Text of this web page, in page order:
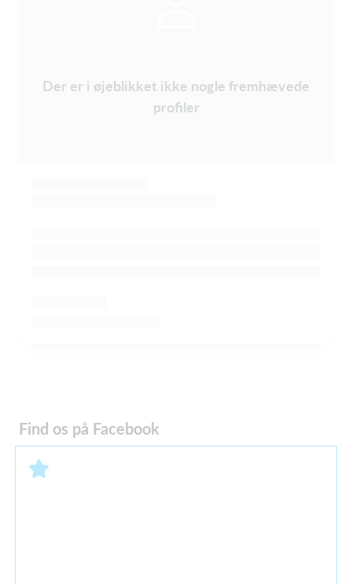
Der er i øjeblikket ikke nogle fremhævede
profiler
Find os på Facebook